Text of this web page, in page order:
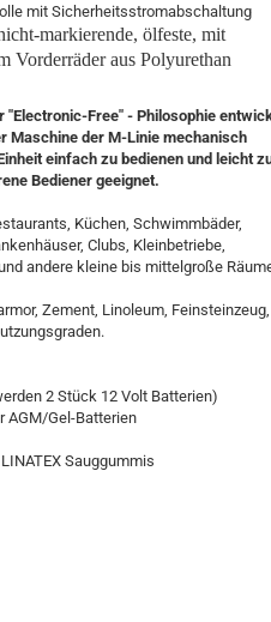
mit Sicherheitsstromabschaltung
markierende, ölfeste, mit
Vorderräder aus Polyurethan
Free" - Philosophie
Maschine der M-Linie mechanisch
einfach zu bedienen und leicht
Bediener geeignet.
Küchen, Schwimmbäder,
Clubs, Kleinbetriebe,
andere kleine bis mittelgroße
Zement, Linoleum, Feinsteinzeug,
2 Stück 12 Volt Batterien)
AGM/Gel-Batterien
Sauggummis